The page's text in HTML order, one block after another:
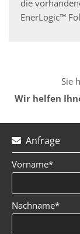
die
EnerLogic™
Sie
Wir helfen
 Anfrage
Vorname*
Nachname*